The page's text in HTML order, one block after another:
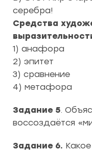
серебра!
Средства
1) анафора
2) эпитет
3) сравнение
4) метафора
Задание 5.
воссоздаётся
Задание 6.